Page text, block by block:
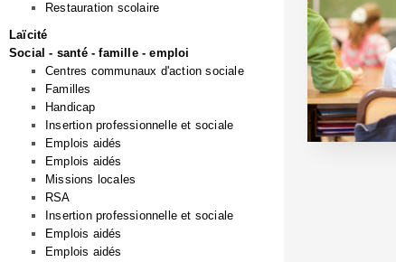
Restauration scolaire
Laïcité
Social - santé - famille - emploi
Centres communaux d'action sociale
Familles
Handicap
Insertion professionnelle et sociale
Emplois aidés
Emplois aidés
Missions locales
RSA
Insertion professionnelle et sociale
Emplois aidés
Emplois aidés